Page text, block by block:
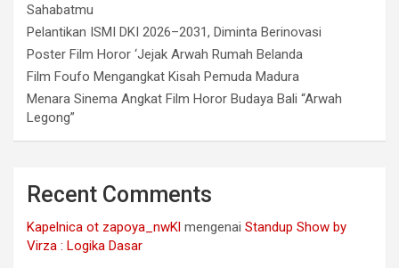
Sahabatmu
Pelantikan ISMI DKI 2026–2031, Diminta Berinovasi
Poster Film Horor ‘Jejak Arwah Rumah Belanda
Film Foufo Mengangkat Kisah Pemuda Madura
Menara Sinema Angkat Film Horor Budaya Bali “Arwah
Legong”
Recent Comments
Kapelnica ot zapoya_nwKl mengenai Standup Show by
Virza : Logika Dasar